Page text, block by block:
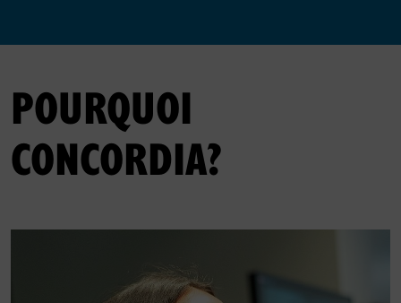
POURQUOI
CONCORDIA?